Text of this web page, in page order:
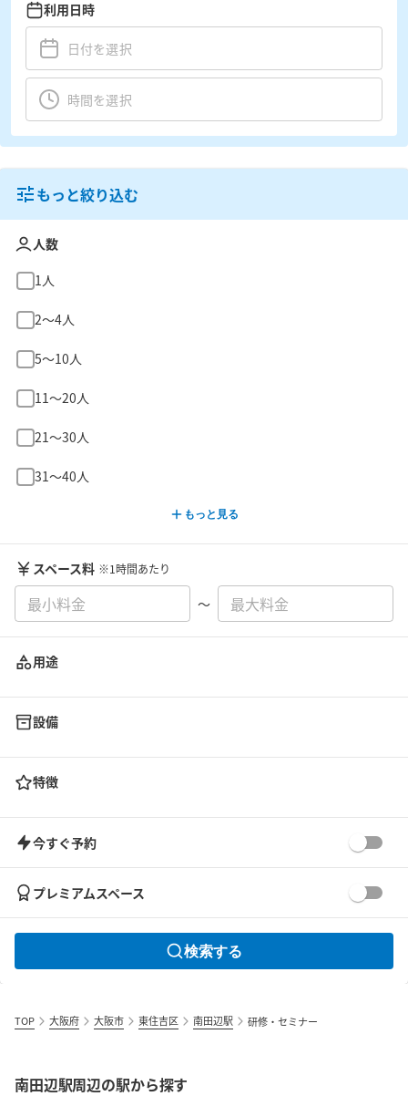
利用日時
もっと絞り込む
人数
1人
2〜4人
5〜10人
11〜20人
21〜30人
31〜40人
もっと見る
スペース料 ※1時間あたり
〜
用途
設備
特徴
今すぐ予約
プレミアムスペース
検索する
TOP 大阪府 大阪市 東住吉区 南田辺駅 研修・セミナー
南田辺駅周辺の駅から探す